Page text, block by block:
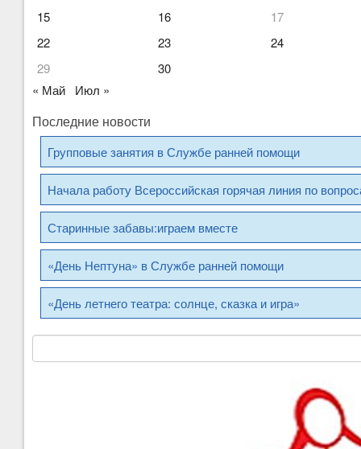
15
16
17
22
23
24
29
30
« Май
Июл »
Последние новости
Групповые занятия в Службе ранней помощи
Начала работу Всероссийская горячая линия по
Старинные забавы:играем вместе
«День Нептуна» в Службе ранней помощи
«День летнего театра: солнце, сказка и игра»